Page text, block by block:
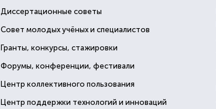
Диссертационные советы
Совет молодых учёных и специалистов
Гранты, конкурсы, стажировки
Форумы, конференции, фестивали
Центр коллективного пользования
Центр поддержки технологий и инноваций